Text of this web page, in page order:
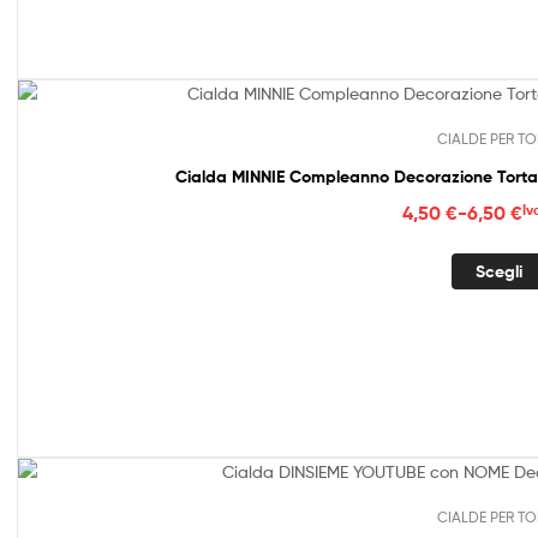
CIALDE PER
Cialda MINNIE Compleanno Decorazione
4,50 €-6,50 €
Scegli
CIALDE PER